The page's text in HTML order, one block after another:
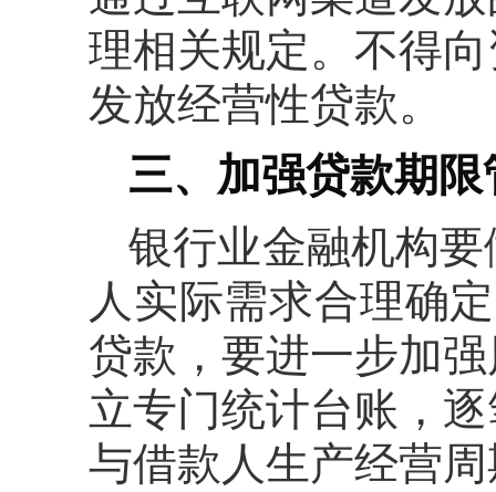
理相关规定。不得
发放经营性贷款。
三、加强贷款期限
银行业金融机构
人实际需求合理确
贷款，要进一步加
立专门统计台账，
与借款人生产经营